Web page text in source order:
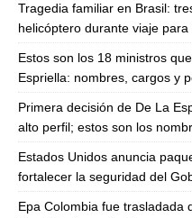
Tragedia familiar en Brasil:
helicóptero durante viaje
Estos son los 18 ministros
Espriella: nombres, cargos y
Primera decisión de De La
alto perfil; estos son los
Estados Unidos anuncia
fortalecer la seguridad del
Epa Colombia fue trasladada